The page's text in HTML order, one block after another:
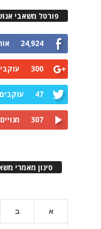
פורטל משאבי
24,924
300
47 עוקבים
307 מנויים
סינון מאמרי
א ב